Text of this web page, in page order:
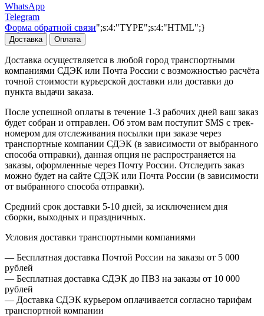
WhatsApp
Telegram
Форма обратной связи";s:4:"TYPE";s:4:"HTML";}
Доставка Оплата
Доставка осуществляется в любой город транспортными
компаниями СДЭК или Почта России с возможностью расчёта
точной стоимости курьерской доставки или доставки до
пункта выдачи заказа.
После успешной оплаты в течение 1-3 рабочих дней ваш заказ
будет собран и отправлен. Об этом вам поступит SMS с трек-
номером для отслеживания посылки при заказе через
транспортные компании СДЭК (в зависимости от выбранного
способа отправки), данная опция не распространяется на
заказы, оформленные через Почту России. Отследить заказ
можно будет на сайте СДЭК или Почта России (в зависимости
от выбранного способа отправки).
Средний срок доставки 5-10 дней, за исключением дня
сборки, выходных и праздничных.
Условия доставки транспортными компаниями
— Бесплатная доставка Почтой России на заказы от 5 000
рублей
— Бесплатная доставка СДЭК до ПВЗ на заказы от 10 000
рублей
— Доставка СДЭК курьером оплачивается согласно тарифам
транспортной компании